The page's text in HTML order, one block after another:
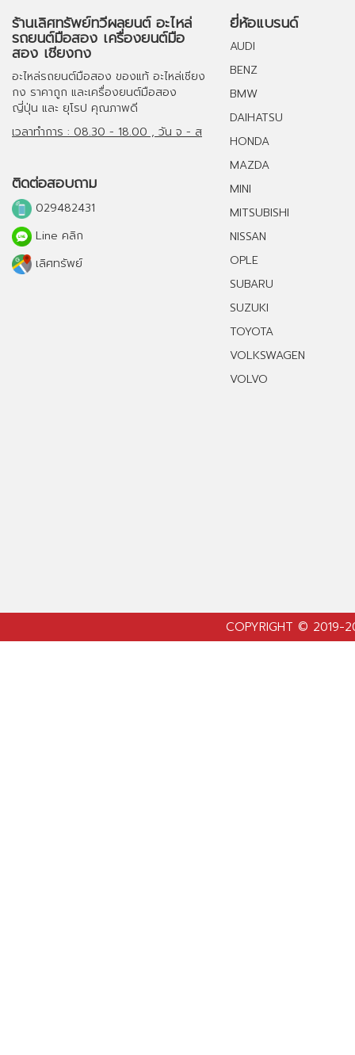
ร้านเลิศทรัพย์ทวีผลยนต์ อะไหล่
รถยนต์มือสอง เครื่องยนต์มือ
สอง เชียงกง
อะไหล่รถยนต์มือสอง ของแท้ อะไหล่เชียง
กง ราคาถูก และเครื่องยนต์มือสอง
ญี่ปุ่น และ ยุโรป คุณภาพดี
เวลาทำการ : 08.30 - 18.00 , วัน จ - ส
ติดต่อสอบถาม
029482431
Line คลิก
เลิศทรัพย์
ยี่ห้อแบรนด์
AUDI
BENZ
BMW
DAIHATSU
HONDA
MAZDA
MINI
MITSUBISHI
NISSAN
OPLE
SUBARU
SUZUKI
TOYOTA
VOLKSWAGEN
VOLVO
COPYRIGHT © 2019-